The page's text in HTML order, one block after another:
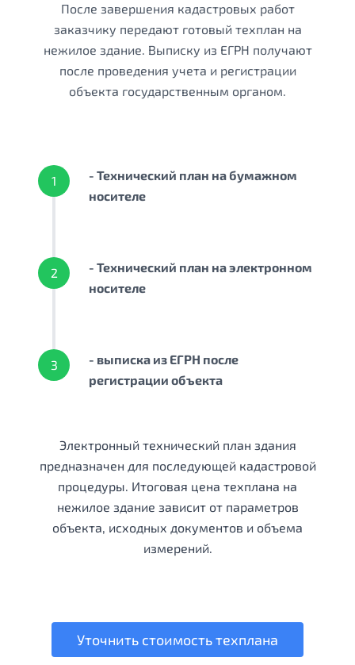
После завершения кадастровых работ
заказчику передают готовый техплан на
нежилое здание. Выписку из ЕГРН получают
после проведения учета и регистрации
объекта государственным органом.
1
- Технический план на бумажном
носителе
2
- Технический план на электронном
носителе
3
- выписка из ЕГРН после
регистрации объекта
Электронный технический план здания
предназначен для последующей кадастровой
процедуры. Итоговая цена техплана на
нежилое здание зависит от параметров
объекта, исходных документов и объема
измерений.
Уточнить стоимость техплана